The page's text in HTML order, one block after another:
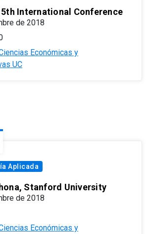
International Conference
de 2018
Económicas y
UC
Aplicada
Stanford University
de 2018
Económicas y